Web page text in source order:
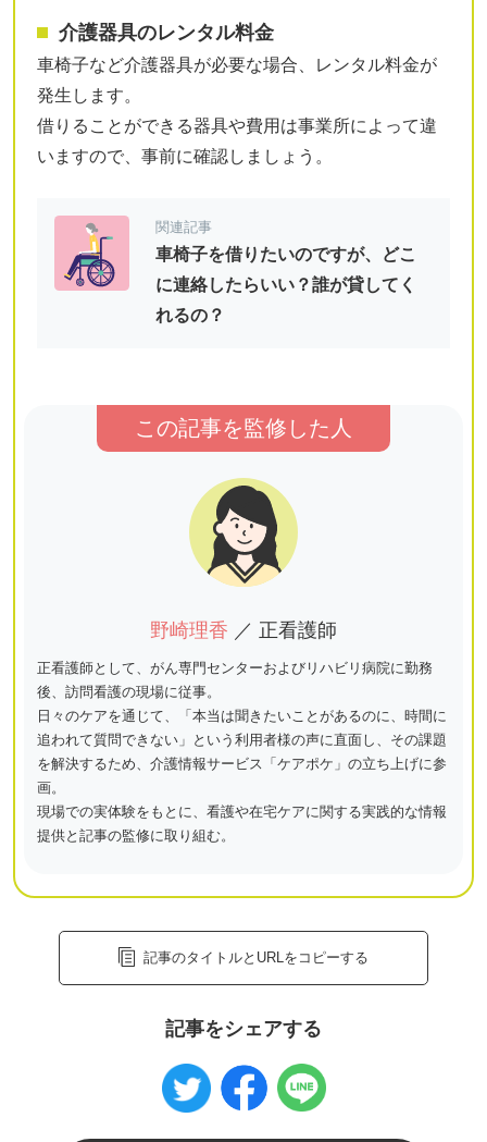
介護器具のレンタル料金
車椅子など介護器具が必要な場合、レンタル料金が
発生します。
借りることができる器具や費用は事業所によって違
いますので、事前に確認しましょう。
関連記事
車椅子を借りたいのですが、どこ
に連絡したらいい？誰が貸してく
れるの？
この記事を監修した人
野崎理香 ／ 正看護師
正看護師として、がん専門センターおよびリハビリ病院に勤務
後、訪問看護の現場に従事。
日々のケアを通じて、「本当は聞きたいことがあるのに、時間に
追われて質問できない」という利用者様の声に直面し、その課題
を解決するため、介護情報サービス「ケアポケ」の立ち上げに参
画。
現場での実体験をもとに、看護や在宅ケアに関する実践的な情報
提供と記事の監修に取り組む。
記事のタイトルとURLをコピーする
記事をシェアする